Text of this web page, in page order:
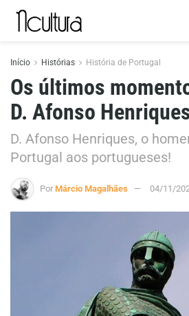
Início Histórias História de Portugal
Os últimos
D. Afonso
D. Afonso Henriques, o
Portugal aos portugueses!
Por Márcio Magalhães 04/11/